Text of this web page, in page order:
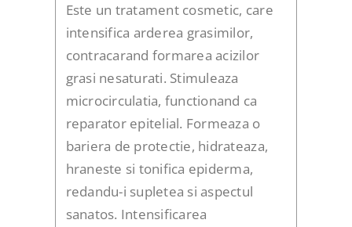
Este un tratament cosmetic, care
intensifica arderea grasimilor,
contracarand formarea acizilor
grasi nesaturati. Stimuleaza
microcirculatia, functionand ca
reparator epitelial. Formeaza o
bariera de protectie, hidrateaza,
hraneste si tonifica epiderma,
redandu-i supletea si aspectul
sanatos. Intensificarea